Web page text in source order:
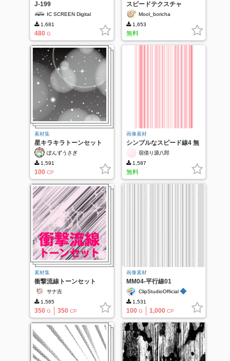
J-199
IC SCREEN Digital
1,681
480 G
スピードテクスチャ
Mool_boricha
1,653
無料
素材集
星キラキラトーンセット
ぽんずうさぎ
1,591
100 CP
画像素材
シンプルなスピード線4 無
料版 宿借り源八郎
1,587
無料
素材集
衝撃流線トーンセット
サナ吉
1,585
350 G 350 CP
画像素材
MM04-平行線01
ClipStudioOfficial ◆
1,531
100 G 1,000 CP